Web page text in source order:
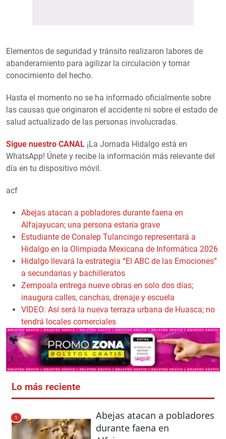
Elementos de seguridad y tránsito realizaron labores de
abanderamiento para agilizar la circulación y tomar
conocimiento del hecho.
Hasta el momento no se ha informado oficialmente sobre
las causas que originaron el accidente ni sobre el estado de
salud actualizado de las personas involucradas.
Sigue nuestro CANAL ¡La Jornada Hidalgo está en
WhatsApp! Únete y recibe la información más relevante del
día en tu dispositivo móvil.
acf
Abejas atacan a pobladores durante faena en
Alfajayucan; una persona estaría grave
Estudiante de Conalep Tulancingo representará a
Hidalgo en la Olimpiada Mexicana de Informática 2026
Hidalgo llevará la estrategia “El ABC de las Emociones”
a secundarias y bachilleratos
Zempoala entrega nueve obras en solo dos días;
inaugura calles, canchas, drenaje y escuela
VIDEO: Así será la nueva terraza urbana de Huasca; no
tendrá locales comerciales
Lo más reciente
1
Abejas atacan a pobladores
durante faena en